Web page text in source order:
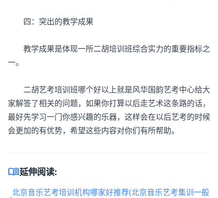
四：突出的教学成果
教学成果是体现一所二胡培训班综合实力的重要指标之
一。
二胡艺考培训班哪个好以上就是风华国韵艺考中心给大
家解答了相关的问题，如果你打算以后走艺术这条路的话，
最好先学习一门你感兴趣的乐器，这样会在以后艺考的时候
会更加的有优势，希望这些内容对你们有所帮助。
menu_book延伸阅读:
北京音乐艺考培训机构哪家好推荐(北京音乐艺考集训一般